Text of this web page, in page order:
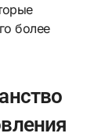
более